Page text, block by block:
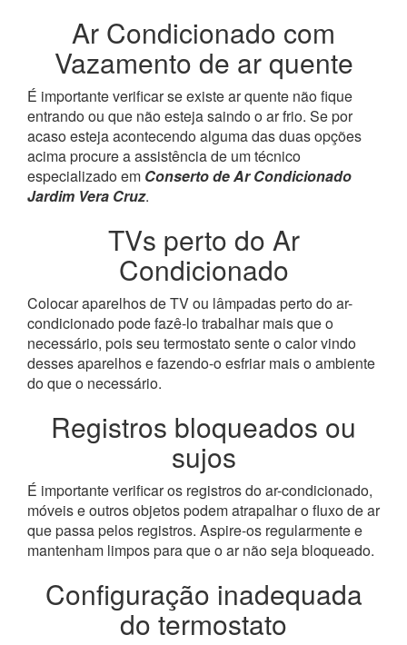
Ar Condicionado com
Vazamento de ar quente
É importante verificar se existe ar quente não fique
entrando ou que não esteja saindo o ar frio. Se por
acaso esteja acontecendo alguma das duas opções
acima procure a assistência de um técnico
especializado em Conserto de Ar Condicionado
Jardim Vera Cruz.
TVs perto do Ar
Condicionado
Colocar aparelhos de TV ou lâmpadas perto do ar-
condicionado pode fazê-lo trabalhar mais que o
necessário, pois seu termostato sente o calor vindo
desses aparelhos e fazendo-o esfriar mais o ambiente
do que o necessário.
Registros bloqueados ou
sujos
É importante verificar os registros do ar-condicionado,
móveis e outros objetos podem atrapalhar o fluxo de ar
que passa pelos registros. Aspire-os regularmente e
mantenham limpos para que o ar não seja bloqueado.
Configuração inadequada
do termostato